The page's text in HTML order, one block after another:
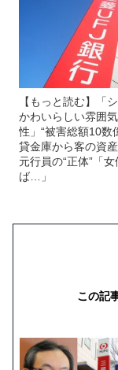
【もっと読む】「
かわいらしい雰囲
性」“被害総額10数
貸金庫から客の資
元行員の“正体”「女
ば…」
この記